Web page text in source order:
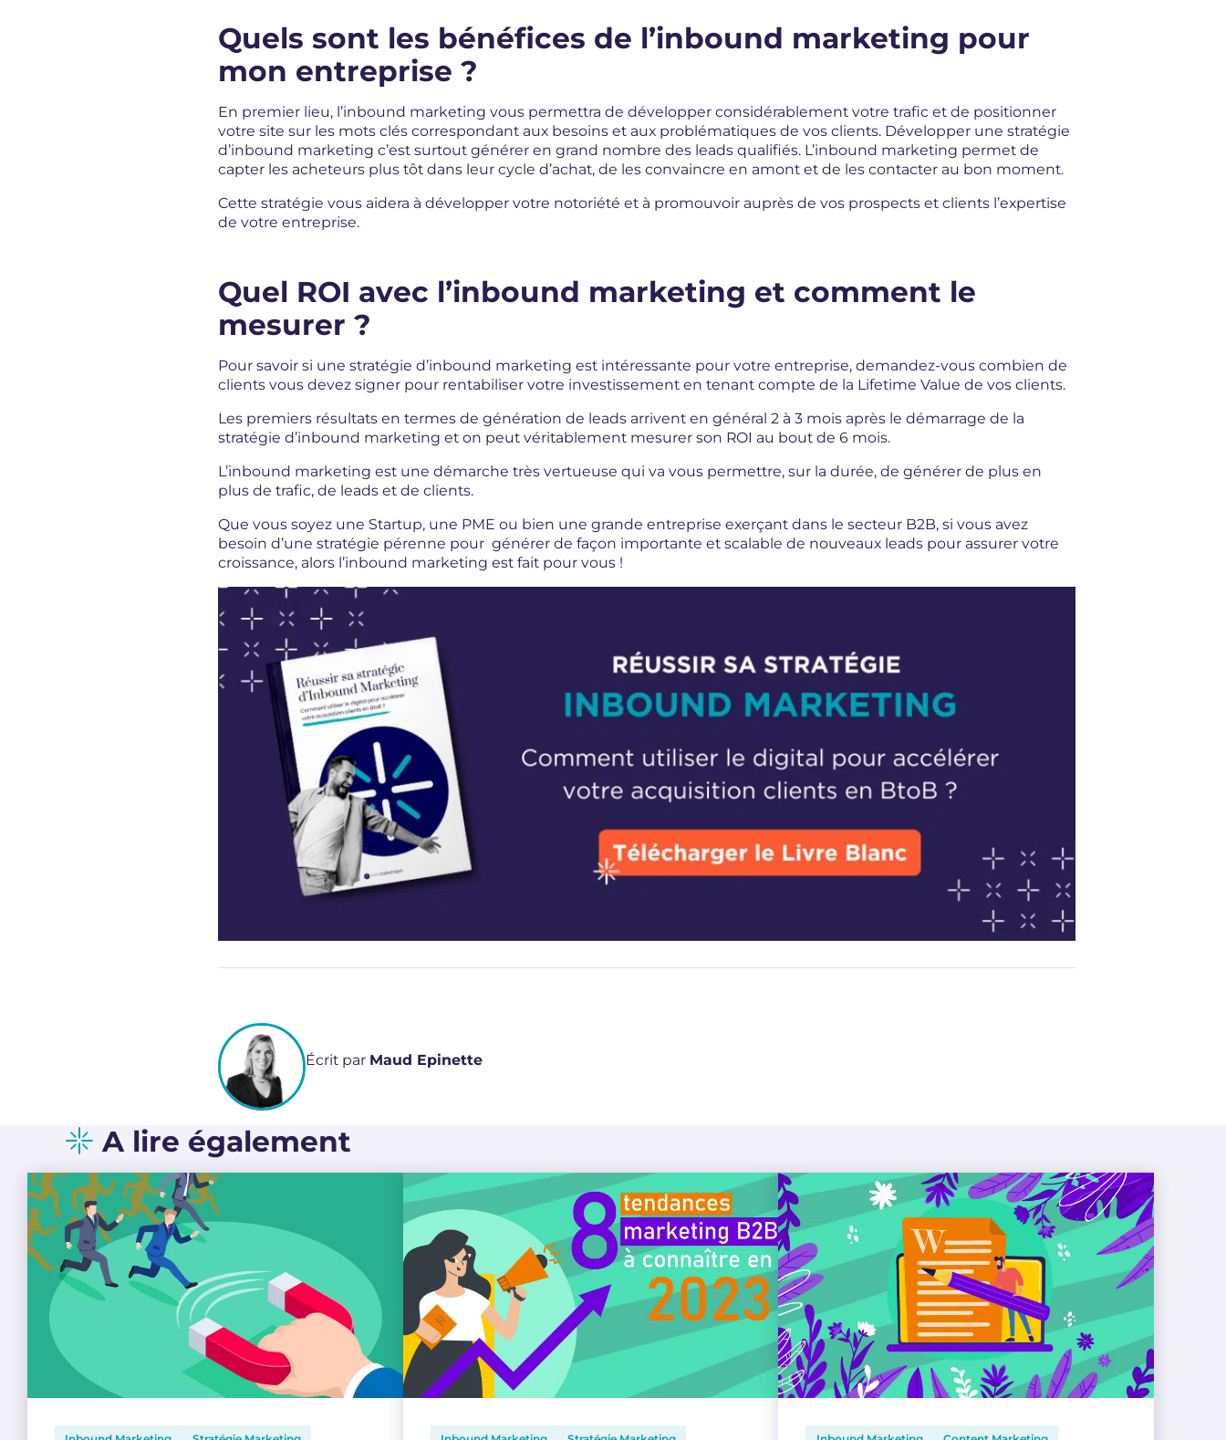
Quels sont les bénéfices de l’inbound marketing pour
mon entreprise ?
En premier lieu, l’inbound marketing vous permettra de développer considérablement votre trafic et de positionner
votre site sur les mots clés correspondant aux besoins et aux problématiques de vos clients. Développer une stratégie
d’inbound marketing c’est surtout générer en grand nombre des leads qualifiés. L’inbound marketing permet de
capter les acheteurs plus tôt dans leur cycle d’achat, de les convaincre en amont et de les contacter au bon moment.
Cette stratégie vous aidera à développer votre notoriété et à promouvoir auprès de vos prospects et clients l’expertise
de votre entreprise.
Quel ROI avec l’inbound marketing et comment le
mesurer ?
Pour savoir si une stratégie d’inbound marketing est intéressante pour votre entreprise, demandez-vous combien de
clients vous devez signer pour rentabiliser votre investissement en tenant compte de la Lifetime Value de vos clients.
Les premiers résultats en termes de génération de leads arrivent en général 2 à 3 mois après le démarrage de la
stratégie d’inbound marketing et on peut véritablement mesurer son ROI au bout de 6 mois.
L’inbound marketing est une démarche très vertueuse qui va vous permettre, sur la durée, de générer de plus en
plus de trafic, de leads et de clients.
Que vous soyez une Startup, une PME ou bien une grande entreprise exerçant dans le secteur B2B, si vous avez
besoin d’une stratégie pérenne pour générer de façon importante et scalable de nouveaux leads pour assurer votre
croissance, alors l’inbound marketing est fait pour vous !
Écrit par Maud Epinette
A lire également